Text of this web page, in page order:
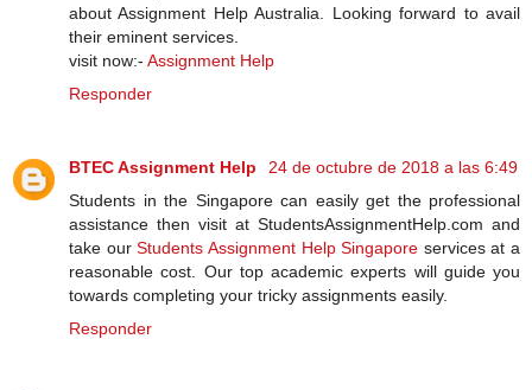
about Assignment Help Australia. Looking forward to avail
their eminent services.
visit now:- Assignment Help
Responder
BTEC Assignment Help
24 de octubre de 2018 a las 6:49
Students in the Singapore can easily get the professional
assistance then visit at StudentsAssignmentHelp.com and
take ourStudents Assignment Help Singapore services at a
reasonable cost. Our top academic experts will guide you
towards completing your tricky assignments easily.
Responder